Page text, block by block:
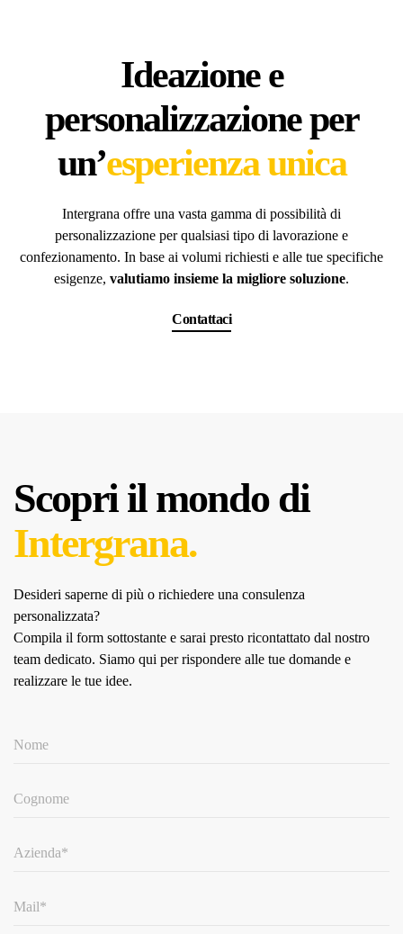
Ideazione e
personalizzazione per
un’esperienza unica
Intergrana offre una vasta gamma di possibilità di
personalizzazione per qualsiasi tipo di lavorazione e
confezionamento. In base ai volumi richiesti e alle tue specifiche
esigenze, valutiamo insieme la migliore soluzione.
Contattaci
Scopri il mondo di
Intergrana.
Desideri saperne di più o richiedere una consulenza
personalizzata?
Compila il form sottostante e sarai presto ricontattato dal nostro
team dedicato. Siamo qui per rispondere alle tue domande e
realizzare le tue idee.